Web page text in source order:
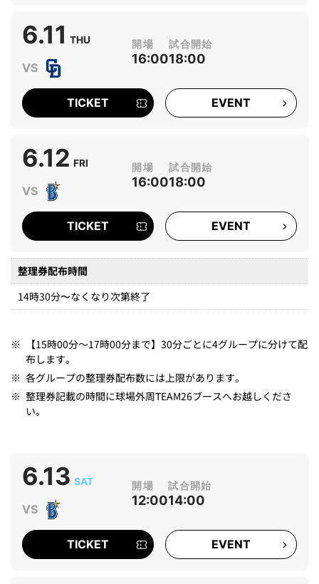
6.11 THU
16:0018:00
TICKET EVENT
6.12 FRI
16:0018:00
TICKET EVENT
整理券配布時間
14時30分〜なくなり次第終了
※
【15時00分～17時00分まで】30分ごとに4グループに分けて配
布します。
※ 各グループの整理券配布数には上限があります。
※ 整理券記載の時間に球場外周TEAM26ブースへお越しくださ
い。
6.13 SAT
12:0014:00
TICKET EVENT